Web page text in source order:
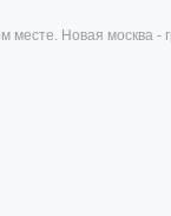
месте. Новая москва